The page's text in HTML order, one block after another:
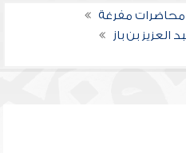
محاضرات مفرغة
العزيز بن باز